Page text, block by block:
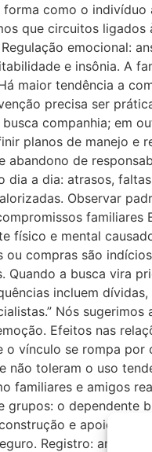
forma como o
que circuitos
emocional:
e insônia. A
maior tendência a
precisa ser
companhia; em
planos de manejo e
abandono de
dia a dia: atrasos,
Observar
familiares
físico e mental
ou compras são
Quando a busca vira
incluem
Nós
Efeitos nas
o vínculo se rompa
não toleram o uso
familiares e amigos
grupos: o dependente
e apoio
Registro: anote